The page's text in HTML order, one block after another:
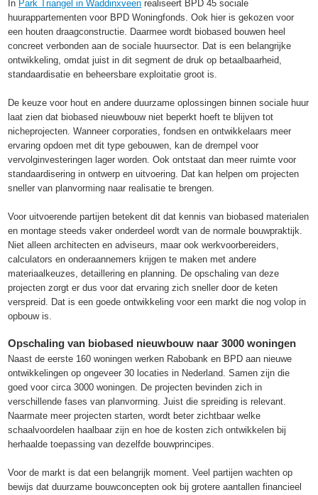
In Park Triangel in Waddinxveen realiseert BPD 45 sociale
huurappartementen voor BPD Woningfonds. Ook hier is gekozen voor
een houten draagconstructie. Daarmee wordt biobased bouwen heel
concreet verbonden aan de sociale huursector. Dat is een belangrijke
ontwikkeling, omdat juist in dit segment de druk op betaalbaarheid,
standaardisatie en beheersbare exploitatie groot is.
De keuze voor hout en andere duurzame oplossingen binnen sociale huur
laat zien dat biobased nieuwbouw niet beperkt hoeft te blijven tot
nicheprojecten. Wanneer corporaties, fondsen en ontwikkelaars meer
ervaring opdoen met dit type gebouwen, kan de drempel voor
vervolginvesteringen lager worden. Ook ontstaat dan meer ruimte voor
standaardisering in ontwerp en uitvoering. Dat kan helpen om projecten
sneller van planvorming naar realisatie te brengen.
Voor uitvoerende partijen betekent dit dat kennis van biobased materialen
en montage steeds vaker onderdeel wordt van de normale bouwpraktijk.
Niet alleen architecten en adviseurs, maar ook werkvoorbereiders,
calculators en onderaannemers krijgen te maken met andere
materiaalkeuzes, detaillering en planning. De opschaling van deze
projecten zorgt er dus voor dat ervaring zich sneller door de keten
verspreid. Dat is een goede ontwikkeling voor een markt die nog volop in
opbouw is.
Opschaling van biobased nieuwbouw naar 3000 woningen
Naast de eerste 160 woningen werken Rabobank en BPD aan nieuwe
ontwikkelingen op ongeveer 30 locaties in Nederland. Samen zijn die
goed voor circa 3000 woningen. De projecten bevinden zich in
verschillende fases van planvorming. Juist die spreiding is relevant.
Naarmate meer projecten starten, wordt beter zichtbaar welke
schaalvoordelen haalbaar zijn en hoe de kosten zich ontwikkelen bij
herhaalde toepassing van dezelfde bouwprincipes.
Voor de markt is dat een belangrijk moment. Veel partijen wachten op
bewijs dat duurzame bouwconcepten ook bij grotere aantallen financieel